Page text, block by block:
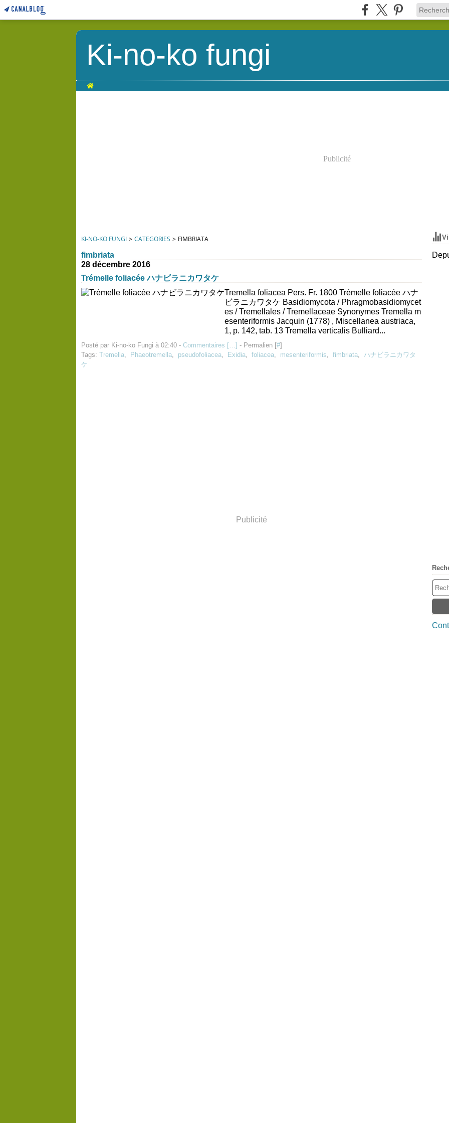
Ki-no-ko fungi
Home
Publicité
KI-NO-KO FUNGI > CATEGORIES > FIMBRIATA
fimbriata
28 décembre 2016
Trémelle foliacée ハナビラニカワタケ
Tremella foliacea Pers. Fr. 1800 Trémelle foliacée ハナ
ビラニカワタケ Basidiomycota / Phragmobasidiomycet
es / Tremellales / Tremellaceae Synonymes Tremella m
esenteriformis Jacquin (1778) , Miscellanea austriaca,
1, p. 142, tab. 13 Tremella verticalis Bulliard...
Posté par Ki-no-ko Fungi à 02:40 - Commentaires […] - Permalien [#]
Tags: Tremella, Phaeotremella, pseudofoliacea, Exidia, foliacea, mesenteriformis, fimbriata, ハナビラニカワタ
ケ
Publicité